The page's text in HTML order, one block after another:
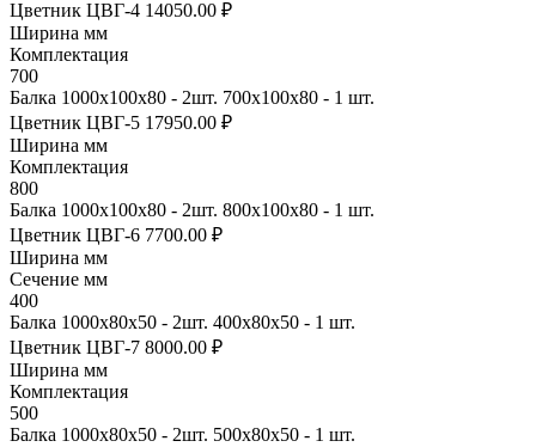
Цветник ЦВГ-4 14050.00 ₽
Ширина мм
Комплектация
700
Балка 1000х100х80 - 2шт. 700х100х80 - 1 шт.
Цветник ЦВГ-5 17950.00 ₽
Ширина мм
Комплектация
800
Балка 1000х100х80 - 2шт. 800х100х80 - 1 шт.
Цветник ЦВГ-6 7700.00 ₽
Ширина мм
Сечение мм
400
Балка 1000х80х50 - 2шт. 400х80х50 - 1 шт.
Цветник ЦВГ-7 8000.00 ₽
Ширина мм
Комплектация
500
Балка 1000х80х50 - 2шт. 500х80х50 - 1 шт.